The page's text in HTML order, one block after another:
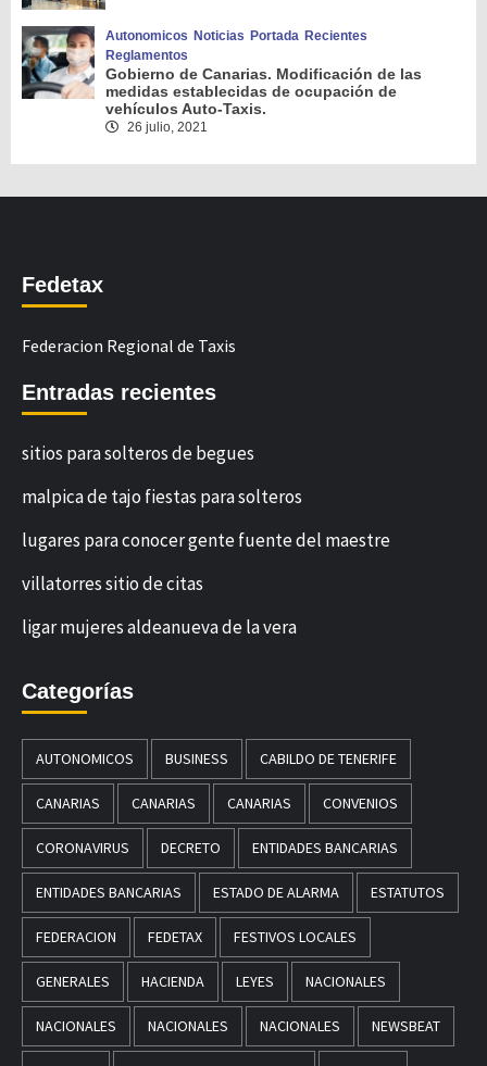
Autonomicos Noticias Portada Recientes
Reglamentos
Gobierno de Canarias. Modificación de las
medidas establecidas de ocupación de
vehículos Auto-Taxis.
26 julio, 2021
Fedetax
Federacion Regional de Taxis
Entradas recientes
sitios para solteros de begues
malpica de tajo fiestas para solteros
lugares para conocer gente fuente del maestre
villatorres sitio de citas
ligar mujeres aldeanueva de la vera
Categorías
AUTONOMICOS BUSINESS CABILDO DE TENERIFE
CANARIAS CANARIAS CANARIAS CONVENIOS
CORONAVIRUS DECRETO ENTIDADES BANCARIAS
ENTIDADES BANCARIAS ESTADO DE ALARMA ESTATUTOS
FEDERACION FEDETAX FESTIVOS LOCALES
GENERALES HACIENDA LEYES NACIONALES
NACIONALES NACIONALES NACIONALES NEWSBEAT